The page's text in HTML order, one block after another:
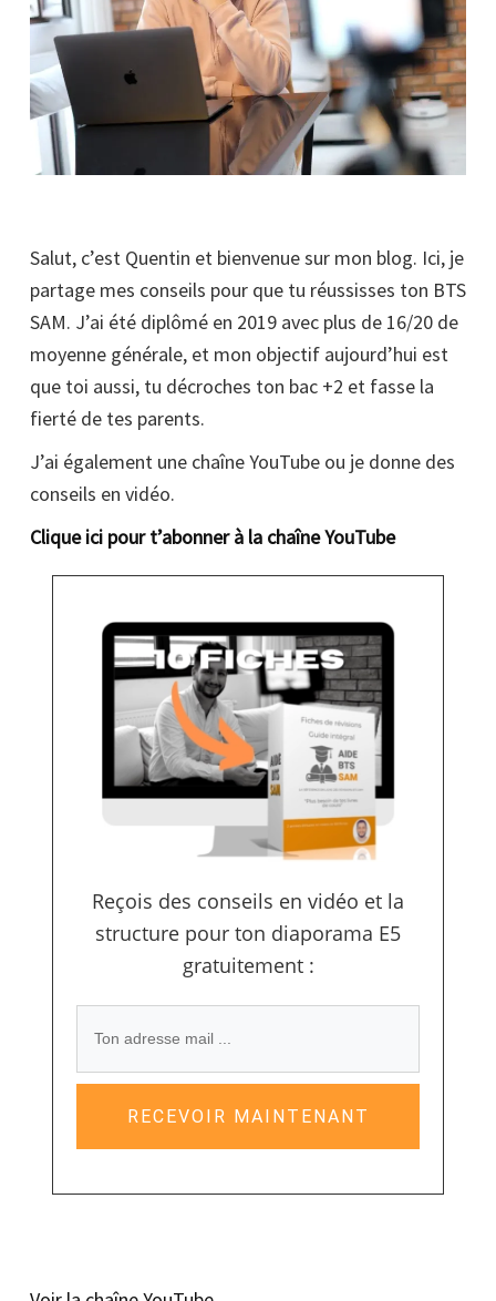
Salut, c’est Quentin et bienvenue sur mon blog. Ici, je
partage mes conseils pour que tu réussisses ton BTS
SAM. J’ai été diplômé en 2019 avec plus de 16/20 de
moyenne générale, et mon objectif aujourd’hui est
que toi aussi, tu décroches ton bac +2 et fasse la
fierté de tes parents.
J’ai également une chaîne YouTube ou je donne des
conseils en vidéo.
Clique ici pour t’abonner à la chaîne YouTube
Reçois des conseils en vidéo et la
structure pour ton diaporama E5
gratuitement :
RECEVOIR MAINTENANT